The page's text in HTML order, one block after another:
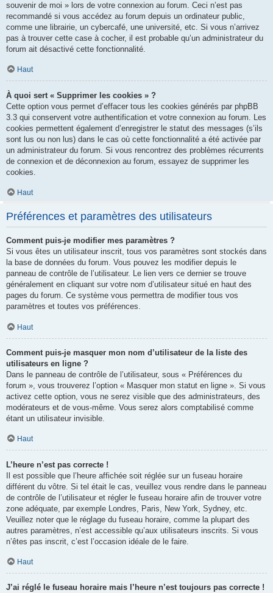
souvenir de moi » lors de votre connexion au forum. Ceci n’est pas
recommandé si vous accédez au forum depuis un ordinateur public,
comme une librairie, un cybercafé, une université, etc. Si vous n’arrivez
pas à trouver cette case à cocher, il est probable qu’un administrateur du
forum ait désactivé cette fonctionnalité.
Haut
À quoi sert « Supprimer les cookies » ?
Cette option vous permet d’effacer tous les cookies générés par phpBB
3.3 qui conservent votre authentification et votre connexion au forum. Les
cookies permettent également d’enregistrer le statut des messages (s’ils
sont lus ou non lus) dans le cas où cette fonctionnalité a été activée par
un administrateur du forum. Si vous rencontrez des problèmes récurrents
de connexion et de déconnexion au forum, essayez de supprimer les
cookies.
Haut
Préférences et paramètres des utilisateurs
Comment puis-je modifier mes paramètres ?
Si vous êtes un utilisateur inscrit, tous vos paramètres sont stockés dans
la base de données du forum. Vous pouvez les modifier depuis le
panneau de contrôle de l’utilisateur. Le lien vers ce dernier se trouve
généralement en cliquant sur votre nom d’utilisateur situé en haut des
pages du forum. Ce système vous permettra de modifier tous vos
paramètres et toutes vos préférences.
Haut
Comment puis-je masquer mon nom d’utilisateur de la liste des
utilisateurs en ligne ?
Dans le panneau de contrôle de l’utilisateur, sous « Préférences du
forum », vous trouverez l’option « Masquer mon statut en ligne ». Si vous
activez cette option, vous ne serez visible que des administrateurs, des
modérateurs et de vous-même. Vous serez alors comptabilisé comme
étant un utilisateur invisible.
Haut
L’heure n’est pas correcte !
Il est possible que l’heure affichée soit réglée sur un fuseau horaire
différent du vôtre. Si tel était le cas, veuillez vous rendre dans le panneau
de contrôle de l’utilisateur et régler le fuseau horaire afin de trouver votre
zone adéquate, par exemple Londres, Paris, New York, Sydney, etc.
Veuillez noter que le réglage du fuseau horaire, comme la plupart des
autres paramètres, n’est accessible qu’aux utilisateurs inscrits. Si vous
n’êtes pas inscrit, c’est l’occasion idéale de le faire.
Haut
J’ai réglé le fuseau horaire mais l’heure n’est toujours pas correcte !